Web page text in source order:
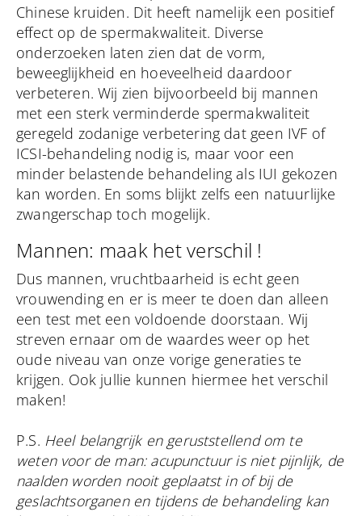
Chinese kruiden. Dit heeft namelijk een positief
effect op de spermakwaliteit. Diverse
onderzoeken laten zien dat de vorm,
beweeglijkheid en hoeveelheid daardoor
verbeteren. Wij zien bijvoorbeeld bij mannen
met een sterk verminderde spermakwaliteit
geregeld zodanige verbetering dat geen IVF of
ICSI-behandeling nodig is, maar voor een
minder belastende behandeling als IUI gekozen
kan worden. En soms blijkt zelfs een natuurlijke
zwangerschap toch mogelijk.
Mannen: maak het verschil !
Dus mannen, vruchtbaarheid is echt geen
vrouwending en er is meer te doen dan alleen
een test met een voldoende doorstaan. Wij
streven ernaar om de waardes weer op het
oude niveau van onze vorige generaties te
krijgen. Ook jullie kunnen hiermee het verschil
maken!
P.S. Heel belangrijk en geruststellend om te
weten voor de man: acupunctuur is niet pijnlijk, de
naalden worden nooit geplaatst in of bij de
geslachtsorganen en tijdens de behandeling kan